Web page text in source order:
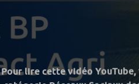
Pour lire cette vidéo